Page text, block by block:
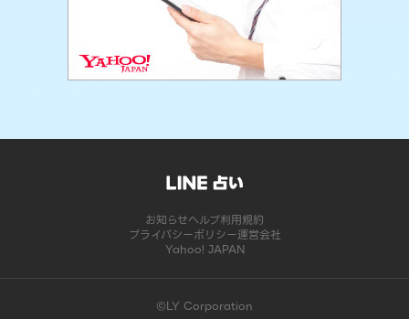
お知らせヘルプ利用規約
プライバシーポリシー運営会社
Yahoo! JAPAN
©LY Corporation